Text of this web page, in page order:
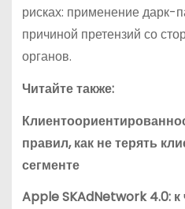
рисках: применение дарк-
причиной претензий со
органов.
Читайте также:
правил, как не терять
сегменте
Apple SKAdNetwork 4.0: к